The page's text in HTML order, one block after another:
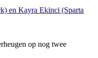
en Kayra Ekinci (Sparta
op nog twee